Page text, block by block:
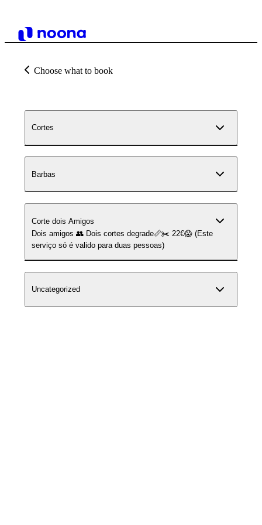
Choose what to book
Cortes
Barbas
Corte dois Amigos
Dois amigos 👥 Dois cortes degrade📏✂️ 22€😱 (Este
serviço só é valido para duas pessoas)
Uncategorized